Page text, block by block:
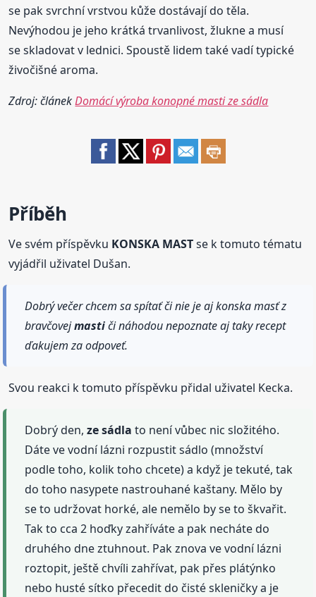
se pak svrchní vrstvou kůže dostávají do těla.
Nevýhodou je jeho krátká trvanlivost, žlukne a musí
se skladovat v lednici. Spoustě lidem také vadí typické
živočišné aroma.
Zdroj: článekDomácí výroba konopné masti ze sádla
Příběh
Ve svém příspěvku KONSKA MASTse k tomuto tématu
vyjádřil uživatel Dušan.
Dobrý večer chcem sa spítať či nie je aj konska masť z
bravčovejmastiči náhodou nepoznate aj taky recept
ďakujem za odpoveť.
Svou reakci k tomuto příspěvku přidal uživatel Kecka.
Dobrý den,ze sádla to není vůbec nic složitého.
Dáte ve vodní lázni rozpustit sádlo (množství
podle toho, kolik toho chcete) a když je tekuté, tak
do toho nasypete nastrouhané kaštany. Mělo by
se to udržovat horké, ale nemělo by se to škvařit.
Tak to cca 2 hoďky zahříváte a pak necháte do
druhého dne ztuhnout. Pak znova ve vodní lázni
roztopit, ještě chvíli zahřívat, pak přes plátýnko
nebo husté sítko přecedit do čisté skleničky a je